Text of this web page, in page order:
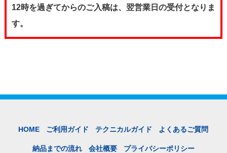
12時を過ぎてからのご入稿は、翌営業日の受付となりま
す。
HOME ご利用ガイド テクニカルガイド よくあるご質問
納品までの流れ 会社概要 プライバシーポリシー